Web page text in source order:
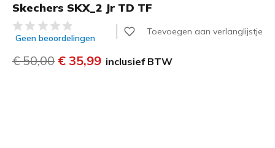
Skechers SKX_2 Jr TD TF
5 van de 5 klantbeoordelingen
Geen beoordelingen
Toevoegen aan verlanglijstje
Prijs verlaagd van
€ 50,00 naar
€ 35,99 inclusief BTW